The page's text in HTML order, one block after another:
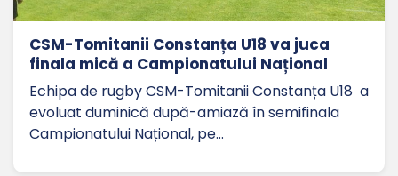
CSM-Tomitanii Constanța U18 va juca
finala mică a Campionatului Național
Echipa de rugby CSM-Tomitanii Constanța U18 a
evoluat duminică după-amiază în semifinala
Campionatului Național, pe…